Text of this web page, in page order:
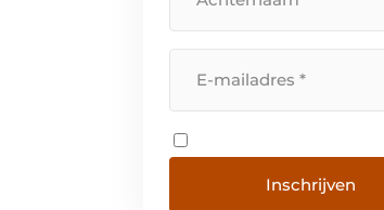
Inschrijven